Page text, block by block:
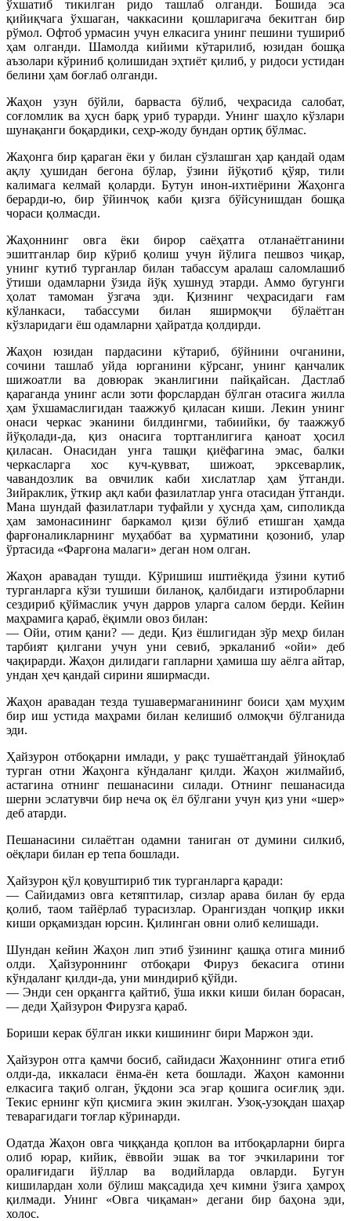
ўхшатиб тикилган ридо ташлаб олганди. Бошида эса
қийиқчага ўхшаган, чаккасини қошларигача бекитган бир
рўмол. Офтоб урмасин учун елкасига унинг пешини тушириб
ҳам олганди. Шамолда кийими кўтарилиб, юзидан бошқа
аъзолари кўриниб қолишидан эҳтиёт қилиб, у ридоси устидан
белини ҳам боғлаб олганди.
Жаҳон узун бўйли, барваста бўлиб, чеҳрасида салобат,
соғломлик ва ҳусн барқ уриб турарди. Унинг шаҳло кўзлари
шунақанги боқардики, сеҳр-жоду бундан ортиқ бўлмас.
Жаҳонга бир қараган ёки у билан сўзлашган ҳар қандай одам
ақлу ҳушидан бегона бўлар, ўзини йўқотиб қўяр, тили
калимага келмай қоларди. Бутун инон-ихтиёрини Жаҳонга
берарди-ю, бир ўйинчоқ каби қизга бўйсунишдан бошқа
чораси қолмасди.
Жаҳоннинг овга ёки бирор саёҳатга отланаётганини
эшитганлар бир кўриб қолиш учун йўлига пешвоз чиқар,
унинг кутиб турганлар билан табассум аралаш саломлашиб
ўтиши одамларни ўзида йўқ хушнуд этарди. Аммо бугунги
ҳолат тамоман ўзгача эди. Қизнинг чеҳрасидаги ғам
кўланкаси, табассуми билан яширмоқчи бўлаётган
кўзларидаги ёш одамларни ҳайратда қолдирди.
Жаҳон юзидан пардасини кўтариб, бўйнини очганини,
сочини ташлаб уйда юрганини кўрсанг, унинг қанчалик
шижоатли ва довюрак эканлигини пайқайсан. Дастлаб
қараганда унинг асли зоти форслардан бўлган отасига жилла
ҳам ўхшамаслигидан таажжуб қиласан киши. Лекин унинг
онаси черкас эканини билдингми, табиийки, бу таажжуб
йўқолади-да, қиз онасига тортганлигига қаноат ҳосил
қиласан. Онасидан унга ташқи қиёфагина эмас, балки
черкасларга хос куч-қувват, шижоат, эрксеварлик,
чавандозлик ва овчилик каби хислатлар ҳам ўтганди.
Зийраклик, ўткир ақл каби фазилатлар унга отасидан ўтганди.
Мана шундай фазилатлари туфайли у ҳуснда ҳам, сиполикда
ҳам замонасининг баркамол қизи бўлиб етишган ҳамда
фарғоналикларнинг муҳаббат ва ҳурматини қозониб, улар
ўртасида «Фарғона малаги» деган ном олган.
Жаҳон аравадан тушди. Кўришиш иштиёқида ўзини кутиб
турганларга кўзи тушиши биланоқ, қалбидаги изтиробларни
сездириб қўймаслик учун дарров уларга салом берди. Кейин
маҳрамига қараб, ёқимли овоз билан:
— Ойи, отим қани? — деди. Қиз ёшлигидан зўр меҳр билан
тарбият қилгани учун уни севиб, эркаланиб «ойи» деб
чақирарди. Жаҳон дилидаги гапларни ҳамиша шу аёлга айтар,
ундан ҳеч қандай сирини яширмасди.
Жаҳон аравадан тезда тушавермаганининг боиси ҳам муҳим
бир иш устида маҳрами билан келишиб олмоқчи бўлганида
эди.
Ҳайзурон отбоқарни имлади, у рақс тушаётгандай ўйноқлаб
турган отни Жаҳонга кўндаланг қилди. Жаҳон жилмайиб,
астагина отнинг пешанасини силади. Отнинг пешанасида
шерни эслатувчи бир неча оқ ёл бўлгани учун қиз уни «шер»
деб атарди.
Пешанасини силаётган одамни таниган от думини силкиб,
оёқлари билан ер тепа бошлади.
Ҳайзурон қўл қовуштириб тик турганларга қаради:
— Сайидамиз овга кетяптилар, сизлар арава билан бу ерда
қолиб, таом тайёрлаб турасизлар. Орангиздан чопқир икки
киши орқамиздан юрсин. Қилинган овни олиб келишади.
Шундан кейин Жаҳон лип этиб ўзининг қашқа отига миниб
олди. Ҳайзуроннинг отбоқари Фируз бекасига отини
кўндаланг қилди-да, уни миндириб қўйди.
— Энди сен орқангга қайтиб, ўша икки киши билан борасан,
— деди Ҳайзурон Фирузга қараб.
Бориши керак бўлган икки кишининг бири Маржон эди.
Ҳайзурон отга қамчи босиб, сайидаси Жаҳоннинг отига етиб
олди-да, иккаласи ёнма-ён кета бошлади. Жаҳон камонни
елкасига тақиб олган, ўқдони эса эгар қошига осиғлиқ эди.
Текис ернинг кўп қисмига экин экилган. Узоқ-узоқдан шаҳар
теварагидаги тоғлар кўринарди.
Одатда Жаҳон овга чиққанда қоплон ва итбоқарларни бирга
олиб юрар, кийик, ёввойи эшак ва тоғ эчкиларини тоғ
оралиғидаги йўллар ва водийларда овларди. Бугун
кишилардан холи бўлиш мақсадида ҳеч кимни ўзига ҳамроҳ
қилмади. Унинг «Овга чиқаман» дегани бир баҳона эди,
холос.